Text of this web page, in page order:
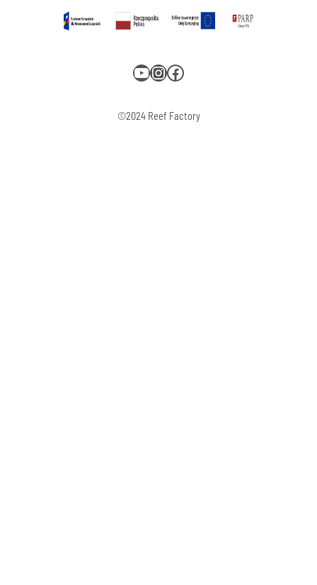
YouTube Instagram Facebook
©2024 Reef Factory